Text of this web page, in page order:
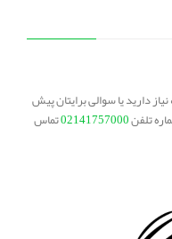
دارید یا سوالی برایتان پیش
تلفن02141757000تماس